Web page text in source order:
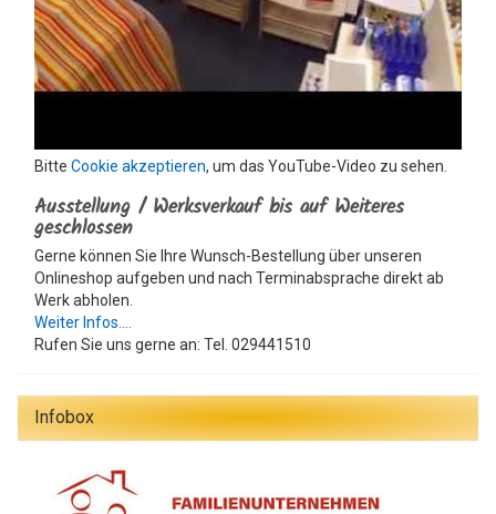
Bitte Cookie akzeptieren, um das YouTube-Video zu sehen.
Ausstellung / Werksverkauf bis auf Weiteres
geschlossen
Gerne können Sie Ihre Wunsch-Bestellung über unseren
Onlineshop aufgeben und nach Terminabsprache direkt ab
Werk abholen.
Weiter Infos....
Rufen Sie uns gerne an: Tel. 029441510
Infobox